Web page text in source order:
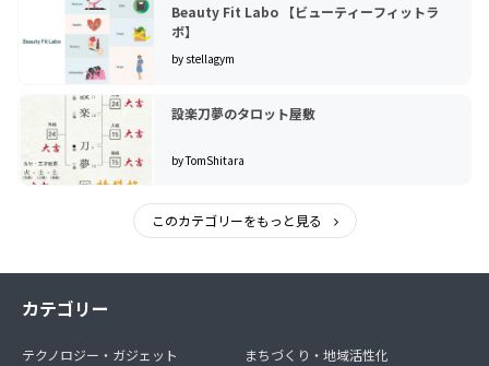
Beauty Fit Labo 【ビューティーフィットラ
ボ】
by stellagym
設楽刀夢のタロット屋敷
by TomShitara
このカテゴリーをもっと見る
カテゴリー
テクノロジー・ガジェット
まちづくり・地域活性化